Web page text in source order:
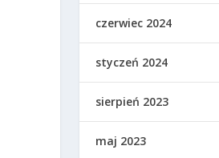
czerwiec 2024
styczeń 2024
sierpień 2023
maj 2023